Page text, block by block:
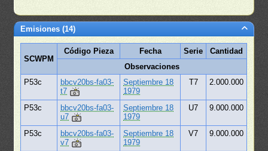
Emisiones (14)
SCWPM
Código Pieza Fecha Serie
Cantidad
Observaciones
P53c
bbcv20bs-fa03-
t7
Septiembre 18
1979
T7 2.000.000
P53c
bbcv20bs-fa03-
u7
Septiembre 18
1979
U7 9.000.000
P53c
bbcv20bs-fa03-
v7
Septiembre 18
1979
V7 9.000.000